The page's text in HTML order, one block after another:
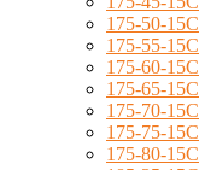
175-50-15C
175-55-15C
175-60-15C
175-65-15C
175-70-15C
175-75-15C
175-80-15C